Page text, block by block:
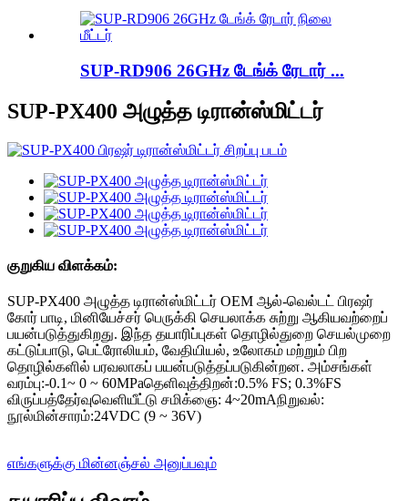
SUP-RD906 26GHz டேங்க் ரேடார் ...
SUP-PX400 அழுத்த டிரான்ஸ்மிட்டர்
குறுகிய விளக்கம்:
SUP-PX400 அழுத்த டிரான்ஸ்மிட்டர் OEM ஆல்-வெல்டட் பிரஷர்
கோர் பாடி, மினியேச்சர் பெருக்கி செயலாக்க சுற்று ஆகியவற்றைப்
பயன்படுத்துகிறது. இந்த தயாரிப்புகள் தொழில்துறை செயல்முறை
கட்டுப்பாடு, பெட்ரோலியம், வேதியியல், உலோகம் மற்றும் பிற
தொழில்களில் பரவலாகப் பயன்படுத்தப்படுகின்றன. அம்சங்கள்
வரம்பு:-0.1~ 0 ~ 60MPaதெளிவுத்திறன்:0.5% FS; 0.3%FS
விருப்பத்தேர்வுவெளியீட்டு சமிக்ஞை: 4~20mAநிறுவல்:
நூல்மின்சாரம்:24VDC (9 ~ 36V)
எங்களுக்கு மின்னஞ்சல் அனுப்பவும்